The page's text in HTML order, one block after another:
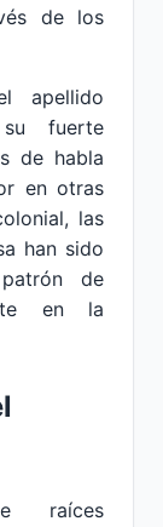
de los
apellido
fuerte
de habla
en otras
las
han sido
de
en la
raíces